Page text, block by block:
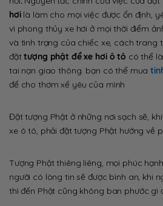
hơilà làm cho mọi việc được ổn định,
vì phong thủy xe hơi ở mọi thời điểm
và tình trạng của chiếc xe, cách trang
đặttượng phật để xe hơi ô tô có thể
tai nạn giao thông. bạn có thể mua
để cho thơm xế yêu của mình
Đặt tượng Phật ở những nơi sạch sẽ,
xe ô tô, phải đặt tượng Phật hướng về
Tượng Phật thiêng liêng, mọi phúc
người có lòng tin sẽ được bình an, khi
thì đến Phật cũng không ban phước gì